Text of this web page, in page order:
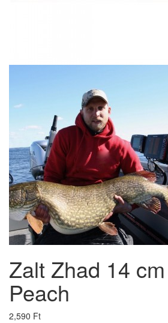
Zalt Zhad 14
Peach
2,590 Ft